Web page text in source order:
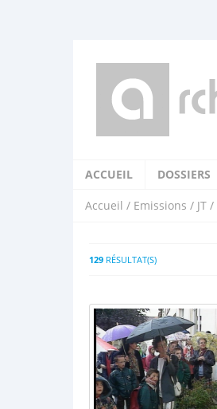
ACCUEIL DOSSIERS
Accueil / Emissions / JT /
129 RÉSULTAT(S)